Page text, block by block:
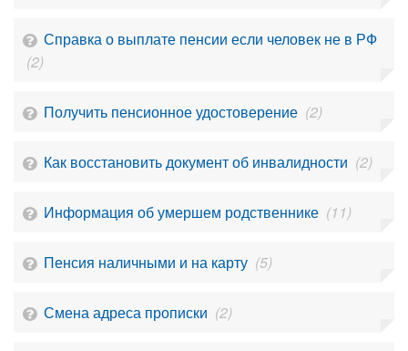
Справка о выплате пенсии если человек не в РФ
(2)
Получить пенсионное удостоверение (2)
Как восстановить документ об инвалидности (2)
Информация об умершем родственнике (11)
Пенсия наличными и на карту (5)
Смена адреса прописки (2)